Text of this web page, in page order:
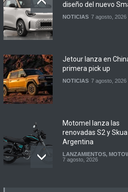
diseño del nuevo
NOTICIAS 7 agosto, 2026
Jetour lanza en
primera pick up
NOTICIAS 7 agosto, 2026
Motomel lanza las
renovadas S2 y
Argentina
LANZAMIENTOS,
7 agosto, 2026